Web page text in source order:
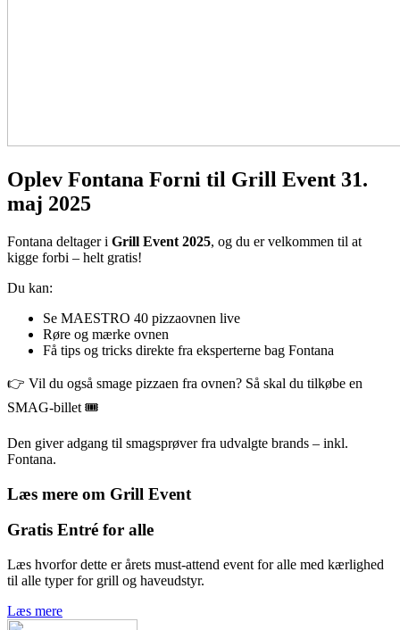
Oplev Fontana Forni til Grill Event 31.
maj 2025
Fontana deltager i Grill Event 2025, og du er velkommen til at
kigge forbi – helt gratis!
Du kan:
Se MAESTRO 40 pizzaovnen live
Røre og mærke ovnen
Få tips og tricks direkte fra eksperterne bag Fontana
👉 Vil du også smage pizzaen fra ovnen? Så skal du tilkøbe en
SMAG-billet 🎟️
Den giver adgang til smagsprøver fra udvalgte brands – inkl.
Fontana.
Læs mere om Grill Event
Gratis Entré for alle
Læs hvorfor dette er årets must-attend event for alle med kærlighed
til alle typer for grill og haveudstyr.
Læs mere